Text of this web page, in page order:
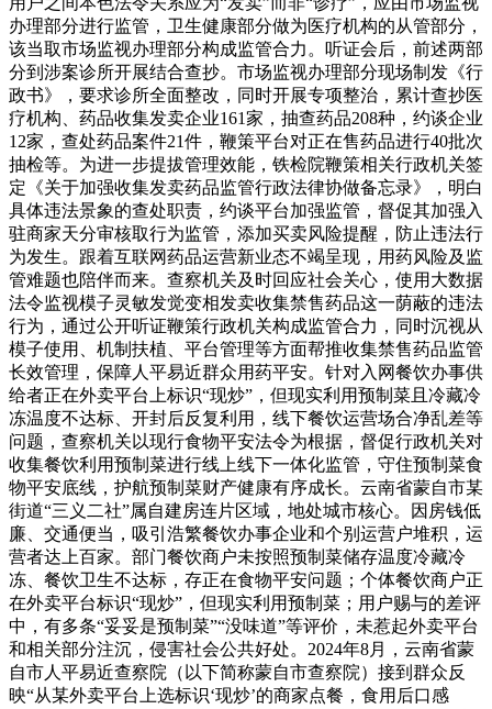
办理部分进行监管，卫生健康部分做为医疗机构的从管部分，
该当取市场监视办理部分构成监管合力。听证会后，前述两部
分到涉案诊所开展结合查抄。市场监视办理部分现场制发《行
政书》，要求诊所全面整改，同时开展专项整治，累计查抄医
疗机构、药品收集发卖企业161家，抽查药品208种，约谈企业
12家，查处药品案件21件，鞭策平台对正在售药品进行40批次
抽检等。为进一步提拔管理效能，铁检院鞭策相关行政机关签
定《关于加强收集发卖药品监管行政法律协做备忘录》，明白
具体违法景象的查处职责，约谈平台加强监管，督促其加强入
驻商家天分审核取行为监管，添加买卖风险提醒，防止违法行
为发生。跟着互联网药品运营新业态不竭呈现，用药风险及监
管难题也陪伴而来。查察机关及时回应社会关心，使用大数据
法令监视模子灵敏发觉变相发卖收集禁售药品这一荫蔽的违法
行为，通过公开听证鞭策行政机关构成监管合力，同时沉视从
模子使用、机制扶植、平台管理等方面帮推收集禁售药品监管
长效管理，保障人平易近群众用药平安。针对入网餐饮办事供
给者正在外卖平台上标识“现炒”，但现实利用预制菜且冷藏冷
冻温度不达标、开封后反复利用，线下餐饮运营场合净乱差等
问题，查察机关以现行食物平安法令为根据，督促行政机关对
收集餐饮利用预制菜进行线上线下一体化监管，守住预制菜食
物平安底线，护航预制菜财产健康有序成长。云南省蒙自市某
街道“三义二社”属自建房连片区域，地处城市核心。因房钱低
廉、交通便当，吸引浩繁餐饮办事企业和个别运营户堆积，运
营者达上百家。部门餐饮商户未按照预制菜储存温度冷藏冷
冻、餐饮卫生不达标，存正在食物平安问题；个体餐饮商户正
在外卖平台标识“现炒”，但现实利用预制菜；用户赐与的差评
中，有多条“妥妥是预制菜”“没味道”等评价，未惹起外卖平台
和相关部分注沉，侵害社会公共好处。2024年8月，云南省蒙
自市人平易近查察院（以下简称蒙自市查察院）接到群众反
映“从某外卖平台上选标识‘现炒’的商家点餐，食用后口感